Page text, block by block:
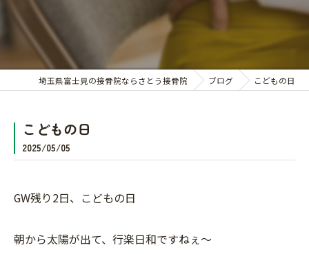
埼玉県富士見の接骨院ならさとう接骨院 ブログ こどもの日
こどもの日
2025/05/05
GW残り2日、こどもの日
朝から太陽が出て、行楽日和ですねぇ〜